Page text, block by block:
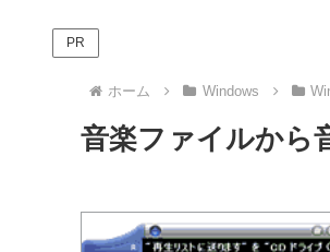
PR
ホーム Windows
音楽ファイルから